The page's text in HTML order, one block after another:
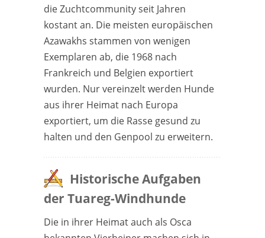
die Zuchtcommunity seit Jahren
kostant an. Die meisten europäischen
Azawakhs stammen von wenigen
Exemplaren ab, die 1968 nach
Frankreich und Belgien exportiert
wurden. Nur vereinzelt werden Hunde
aus ihrer Heimat nach Europa
exportiert, um die Rasse gesund zu
halten und den Genpool zu erweitern.
Historische Aufgaben
der Tuareg-Windhunde
Die in ihrer Heimat auch als Osca